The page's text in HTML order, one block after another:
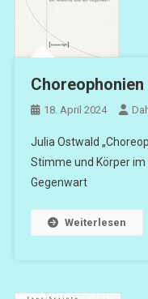
Choreophonien
18. April 2024
Julia Ostwald
Stimme und Körper
Gegenwart
Weiterlesen